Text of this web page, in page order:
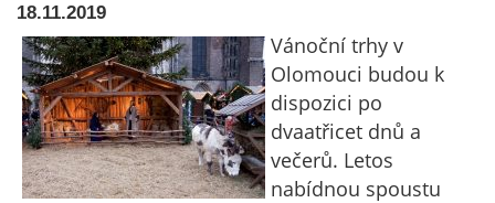
18.11.2019
Vánoční trhy v
Olomouci budou k
dispozici po
dvaatřicet dnů a
večerů. Letos
nabídnou spoustu